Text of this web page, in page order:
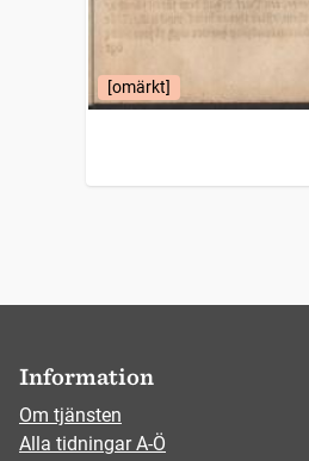
[omärkt]
Information
Om tjänsten
Alla tidningar A-Ö